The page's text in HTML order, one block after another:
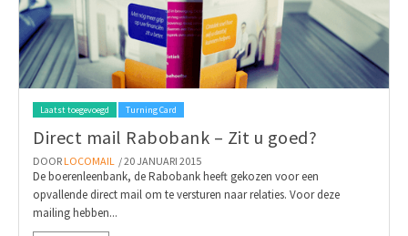
Laatst toegevoegd Turning Card
Direct mail Rabobank – Zit u goed?
DOOR LOCOMAIL / 20 JANUARI 2015
De boerenleenbank, de Rabobank heeft gekozen voor een
opvallende direct mail om te versturen naar relaties. Voor deze
mailing hebben...